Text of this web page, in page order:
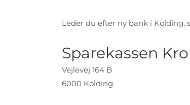
Leder du efter ny bank i Kolding,
Sparekassen
Vejlevej 164 B
6000 Kolding